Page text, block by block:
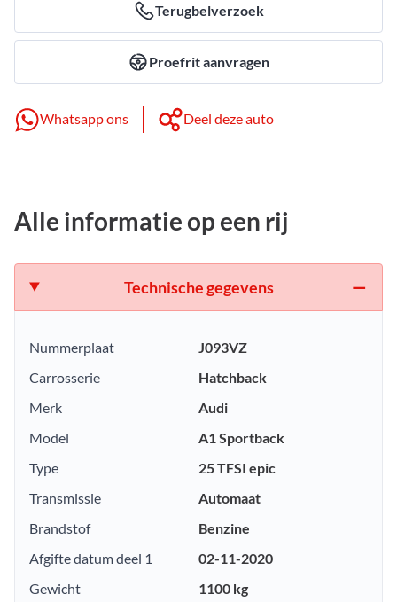
Terugbelverzoek
Proefrit aanvragen
Whatsapp ons Deel deze auto
Alle informatie op een rij
Technische gegevens
Nummerplaat
J093VZ
Carrosserie
Hatchback
Merk
Audi
Model
A1 Sportback
Type
25 TFSI epic
Transmissie
Automaat
Brandstof
Benzine
Afgifte datum deel 1
02-11-2020
Gewicht
1100 kg